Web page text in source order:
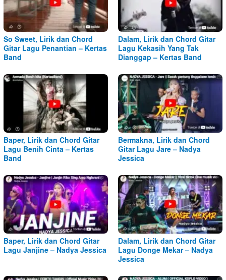
So Sweet, Lirik dan Chord
Gitar Lagu Penantian – Kertas
Band
Dalam, Lirik dan Chord Gitar
Lagu Kekasih Yang Tak
Dianggap – Kertas Band
Baper, Lirik dan Chord Gitar
Lagu Benih Cinta – Kertas
Band
Bermakna, Lirik dan Chord
Gitar Lagu Jare – Nadya
Jessica
Baper, Lirik dan Chord Gitar
Lagu Janjine – Nadya Jessica
Dalam, Lirik dan Chord Gitar
Lagu Donge Mekar – Nadya
Jessica